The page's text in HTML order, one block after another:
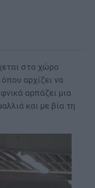
στο χώρο
αρχίζει να
αρπάζει μια
και με βία τη